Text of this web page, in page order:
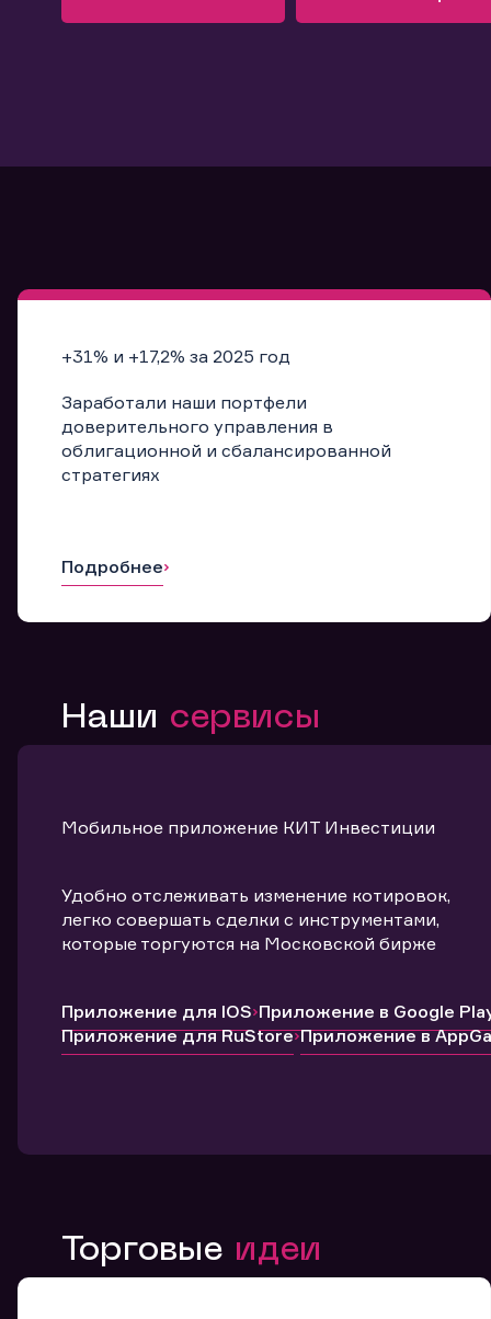
+31% и +17,2% за 2025 год
Заработали наши портфели
доверительного управления в
облигационной и сбалансированной
стратегиях
Подробнее
Наши сервисы
Мобильное приложение КИТ Инвестиции
Удобно отслеживать изменение котировок,
легко совершать сделки с инструментами,
которые торгуются на Московской бирже
Приложение для IOS Приложение в Google
Приложение для RuStore Приложение в
Торговые идеи